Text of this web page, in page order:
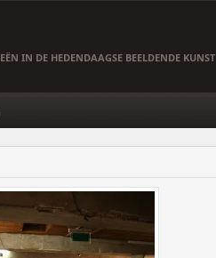
IN DE HEDENDAAGSE BEELDENDE KUNST